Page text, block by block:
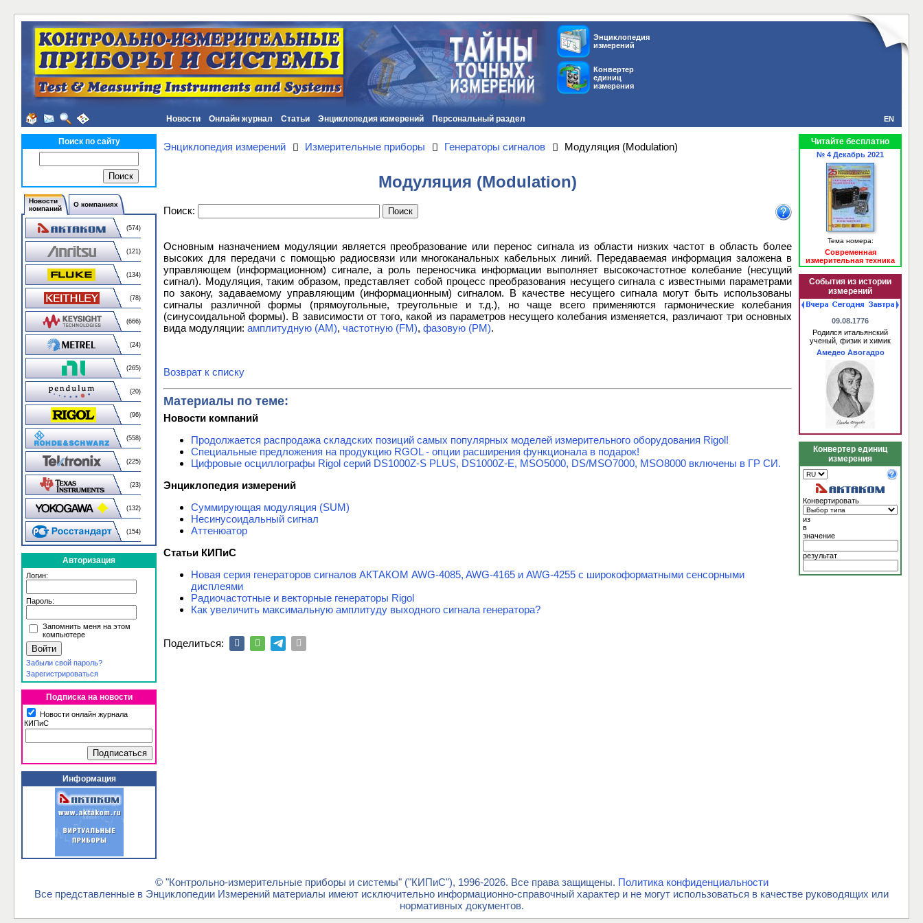
Энциклопедия
измерений
Конвертер
единиц
измерения
Новости Онлайн журнал Статьи Энциклопедия измерений Персональный раздел EN
Поиск по сайту
Новости
компаний
О компаниях
(574)
(121)
(134)
(78)
(666)
(24)
(265)
(20)
(96)
(558)
(225)
(23)
(132)
(154)
Авторизация
Логин:
Пароль:
Запомнить меня на этом
компьютере
Забыли свой пароль?
Зарегистрироваться
Подписка на новости
Новости онлайн журнала
КИПиС
Информация
Энциклопедия измерений Измерительные приборы Генераторы сигналов Модуляция (Modulation)
Модуляция (Modulation)
Поиск:
Основным назначением модуляции является преобразование или перенос сигнала из области низких частот в область более
высоких для передачи с помощью радиосвязи или многоканальных кабельных линий. Передаваемая информация заложена в
управляющем (информационном) сигнале, а роль переносчика информации выполняет высокочастотное колебание (несущий
сигнал). Модуляция, таким образом, представляет собой процесс преобразования несущего сигнала с известными параметрами
по закону, задаваемому управляющим (информационным) сигналом. В качестве несущего сигнала могут быть использованы
сигналы различной формы (прямоугольные, треугольные и т.д.), но чаще всего применяются гармонические колебания
(синусоидальной формы). В зависимости от того, какой из параметров несущего колебания изменяется, различают три основных
вида модуляции: амплитудную (АМ), частотную (FM), фазовую (PM).
Возврат к списку
Материалы по теме:
Новости компаний
Продолжается распродажа складских позиций самых популярных моделей измерительного оборудования Rigol!
Специальные предложения на продукцию RGOL - опции расширения функционала в подарок!
Цифровые осциллографы Rigol серий DS1000Z-S PLUS, DS1000Z-E, MSO5000, DS/MSO7000, MSO8000 включены в ГР СИ.
Энциклопедия измерений
Суммирующая модуляция (SUM)
Несинусоидальный сигнал
Аттенюатор
Статьи КИПиС
Новая серия генераторов сигналов АКТАКОМ AWG-4085, AWG-4165 и AWG-4255 с широкоформатными сенсорными
дисплеями
Радиочастотные и векторные генераторы Rigol
Как увеличить максимальную амплитуду выходного сигнала генератора?
Поделиться:
Читайте бесплатно
№ 4 Декабрь 2021
Тема номера:
Современная
измерительная техника
События из истории
измерений
09.08.1776
Родился итальянский
ученый, физик и химик
Амедео Авогадро
Конвертер единиц
измерения
Конвертировать
из
в
значение
результат
© "Контрольно-измерительные приборы и системы" ("КИПиС"), 1996-2026. Все права защищены. Политика конфиденциальности
Все представленные в Энциклопедии Измерений материалы имеют исключительно информационно-справочный характер и не могут использоваться в качестве руководящих или
нормативных документов.